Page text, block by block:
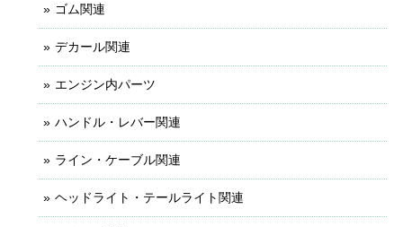
ゴム関連
デカール関連
エンジン内パーツ
ハンドル・レバー関連
ライン・ケーブル関連
ヘッドライト・テールライト関連